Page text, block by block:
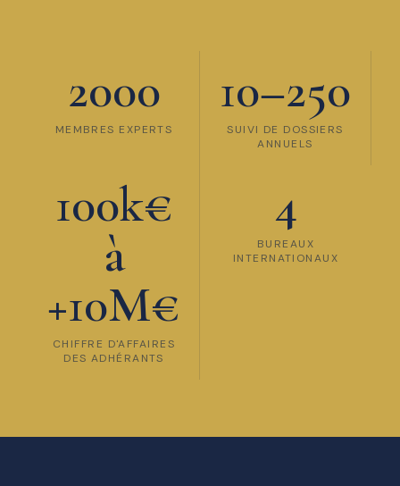
2000
MEMBRES EXPERTS
10–250
SUIVI DE DOSSIERS
ANNUELS
100k€
à
+10M€
CHIFFRE D'AFFAIRES
DES ADHÉRANTS
4
BUREAUX
INTERNATIONAUX